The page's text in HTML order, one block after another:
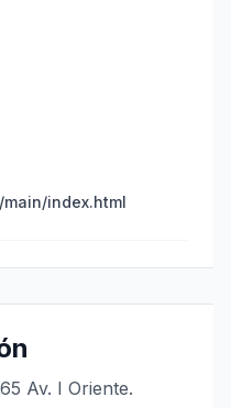
index.html
Av. I Oriente.